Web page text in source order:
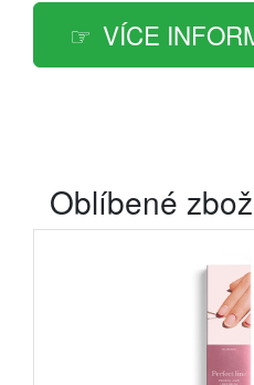
VÍCE
Oblíbené